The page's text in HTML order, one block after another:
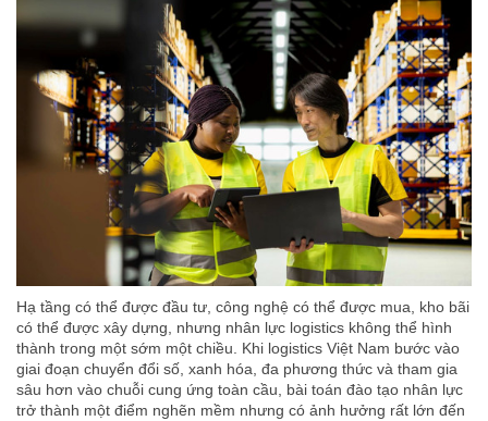
Hạ tầng có thể được đầu tư, công nghệ có thể được mua, kho bãi
có thể được xây dựng, nhưng nhân lực logistics không thể hình
thành trong một sớm một chiều. Khi logistics Việt Nam bước vào
giai đoạn chuyển đổi số, xanh hóa, đa phương thức và tham gia
sâu hơn vào chuỗi cung ứng toàn cầu, bài toán đào tạo nhân lực
trở thành một điểm nghẽn mềm nhưng có ảnh hưởng rất lớn đến